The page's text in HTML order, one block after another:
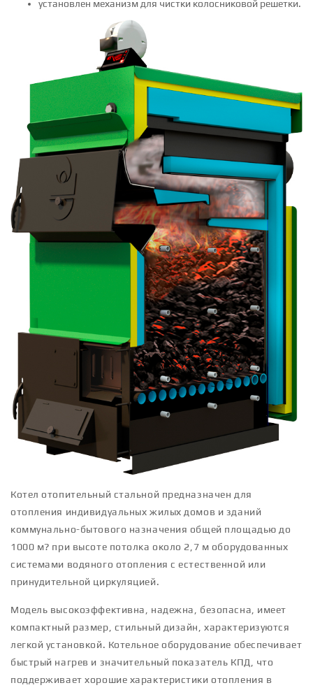
установлен механизм для чистки колосниковой решетки.
Котел отопительный стальной предназначен для
отопления индивидуальных жилых домов и зданий
коммунально-бытового назначения общей площадью до
1000 м? при высоте потолка около 2,7 м оборудованных
системами водяного отопления с естественной или
принудительной циркуляцией.
Модель высокоэффективна, надежна, безопасна, имеет
компактный размер, стильный дизайн, характеризуются
легкой установкой. Котельное оборудование обеспечивает
быстрый нагрев и значительный показатель КПД, что
поддерживает хорошие характеристики отопления в